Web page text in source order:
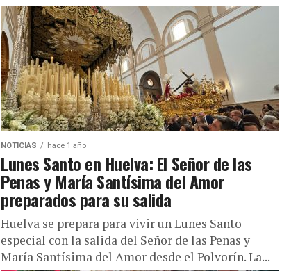
NOTICIAS hace 1 año
Lunes Santo en Huelva: El Señor de las
Penas y María Santísima del Amor
preparados para su salida
Huelva se prepara para vivir un Lunes Santo
especial con la salida del Señor de las Penas y
María Santísima del Amor desde el Polvorín. La...